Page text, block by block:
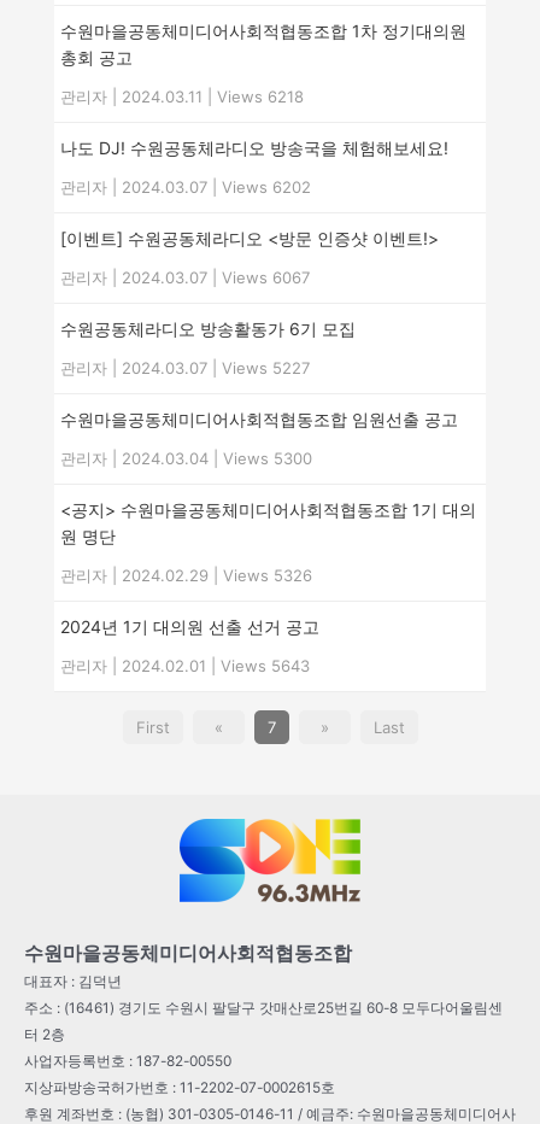
수원마을공동체미디어사회적협동조합 1차 정기대의원
총회 공고
관리자 2024.03.11 Views 6218
나도 DJ! 수원공동체라디오 방송국을 체험해보세요!
관리자 2024.03.07 Views 6202
[이벤트] 수원공동체라디오 <방문 인증샷 이벤트!>
관리자 2024.03.07 Views 6067
수원공동체라디오 방송활동가 6기 모집
관리자 2024.03.07 Views 5227
수원마을공동체미디어사회적협동조합 임원선출 공고
관리자 2024.03.04 Views 5300
<공지> 수원마을공동체미디어사회적협동조합 1기 대의
원 명단
관리자 2024.02.29 Views 5326
2024년 1기 대의원 선출 선거 공고
관리자 2024.02.01 Views 5643
First « 7 » Last
수원마을공동체미디어사회적협동조합
대표자 : 김덕년
주소 : (16461) 경기도 수원시 팔달구 갓매산로25번길 60-8 모두다어울림센
터 2층
사업자등록번호 : 187-82-00550
지상파방송국허가번호 : 11-2202-07-0002615호
후원 계좌번호 : (농협) 301-0305-0146-11 / 예금주: 수원마을공동체미디어사